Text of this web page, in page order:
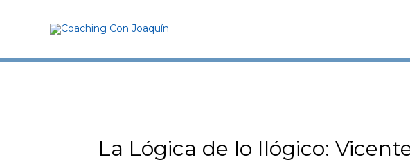
La Lógica de lo Ilógico:
entradas